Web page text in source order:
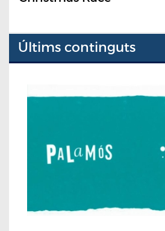
Últims continguts